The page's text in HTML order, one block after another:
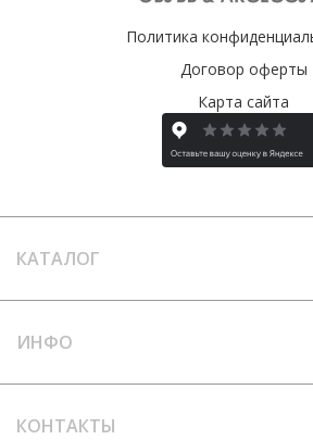
Политика
Договор оферты
Карта сайта
КАТАЛОГ
ИНФО
КОНТАКТЫ